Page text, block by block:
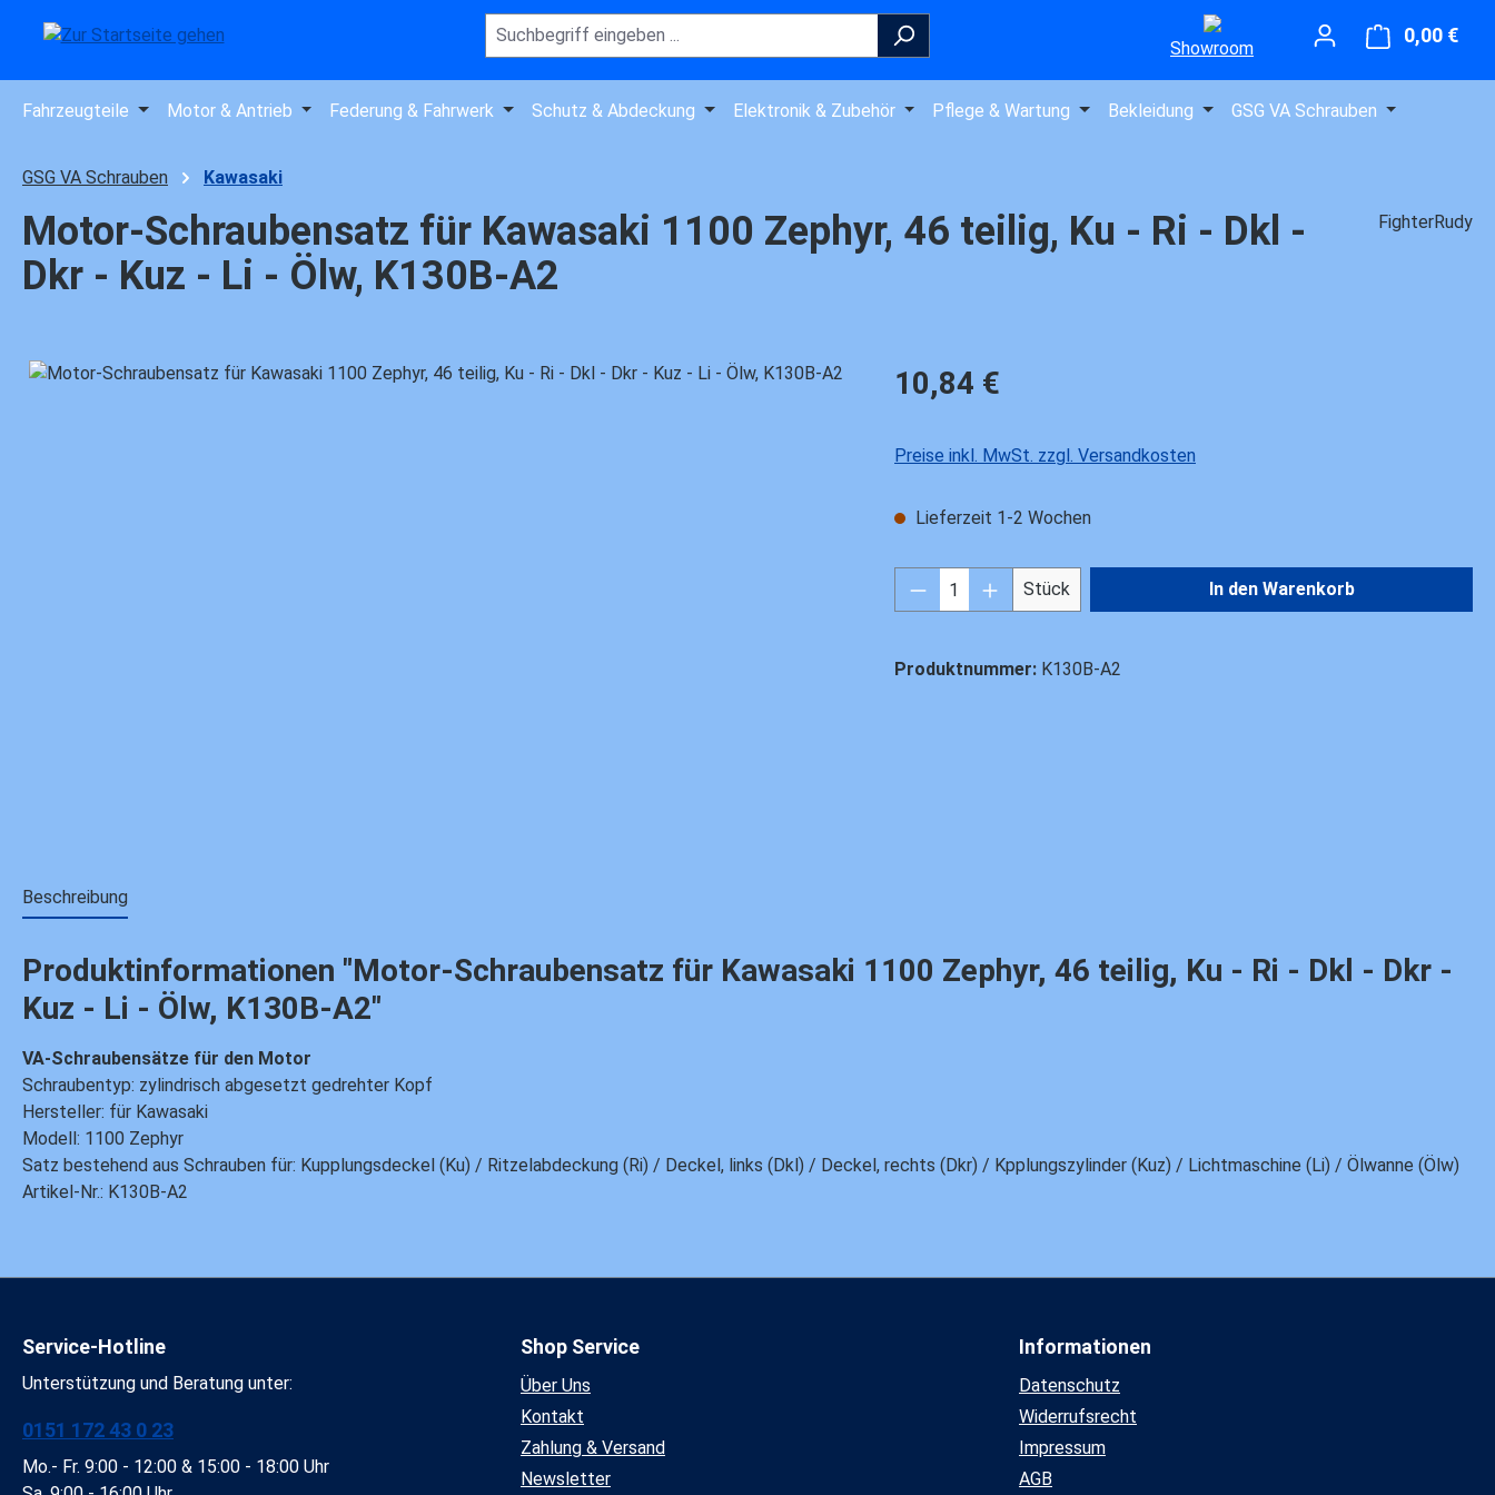
Hauptinhalt springen
Zur Suche springen
Zur Hauptnavigation springen
Showroom
0,00 €
Fahrzeugteile Motor & Antrieb Federung & Fahrwerk Schutz & Abdeckung Elektronik & Zubehör Pflege & Wartung Bekleidung GSG VA Schrauben
GSG VA Schrauben Kawasaki
Motor-Schraubensatz für Kawasaki 1100 Zephyr, 46 teilig, Ku - Ri - Dkl -
Dkr - Kuz - Li - Ölw, K130B-A2
FighterRudy
Bildergalerie überspringen Regulärer Preis:
10,84 €
Preise inkl. MwSt. zzgl. Versandkosten
Lieferzeit 1-2 Wochen
Produkt Anzahl: Gib den gewünschten Wert ein
Stück In den Warenkorb
Produktnummer: K130B-A2
Beschreibung
Produktinformationen "Motor-Schraubensatz für Kawasaki 1100 Zephyr, 46 teilig, Ku - Ri - Dkl - Dkr -
Kuz - Li - Ölw, K130B-A2"
VA-Schraubensätze für den Motor
Schraubentyp: zylindrisch abgesetzt gedrehter Kopf
Hersteller: für Kawasaki
Modell: 1100 Zephyr
Satz bestehend aus Schrauben für: Kupplungsdeckel (Ku) / Ritzelabdeckung (Ri) / Deckel, links (Dkl) / Deckel, rechts (Dkr) / Kpplungszylinder (Kuz) / Lichtmaschine (Li) / Ölwanne (Ölw)
Artikel-Nr.: K130B-A2
Service-Hotline
Unterstützung und Beratung unter:
0151 172 43 0 23
Mo.- Fr. 9:00 - 12:00 & 15:00 - 18:00 Uhr
Shop Service
Über Uns
Kontakt
Zahlung & Versand
Newsletter
Informationen
Datenschutz
Widerrufsrecht
Impressum
AGB